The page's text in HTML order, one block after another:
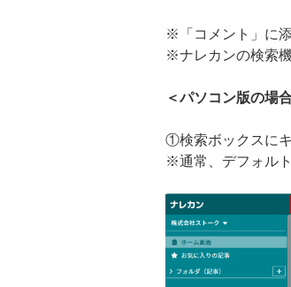
※「コメント」に
※ナレカンの検索
＜パソコン版の場
①検索ボックスに
※通常、デフォル